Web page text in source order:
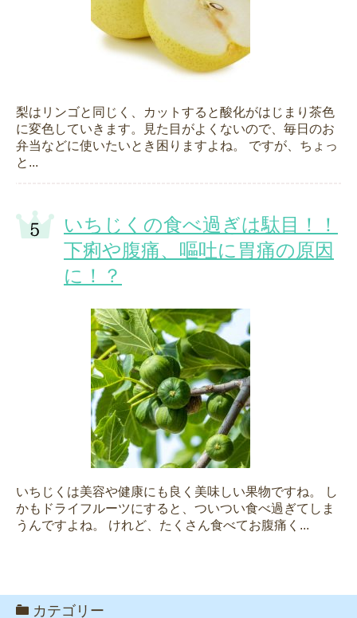
梨はリンゴと同じく、カットすると酸化がはじまり茶色
に変色していきます。見た目がよくないので、毎日のお
弁当などに使いたいとき困りますよね。 ですが、ちょっ
と...
いちじくの食べ過ぎは駄目！！
下痢や腹痛、嘔吐に胃痛の原因
に！？
いちじくは美容や健康にも良く美味しい果物ですね。 し
かもドライフルーツにすると、ついつい食べ過ぎてしま
うんですよね。 けれど、たくさん食べてお腹痛く...
カテゴリー